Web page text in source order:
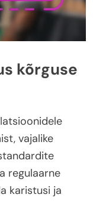
kõrguse
vajalike
regulaarne
karistusi ja